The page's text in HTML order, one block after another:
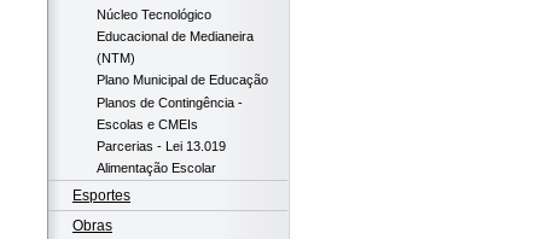
Núcleo Tecnológico
Educacional de Medianeira
(NTM)
Plano Municipal de Educação
Planos de Contingência -
Escolas e CMEIs
Parcerias - Lei 13.019
Alimentação Escolar
Esportes
Obras